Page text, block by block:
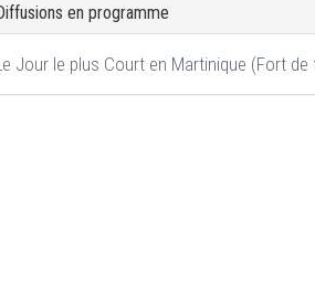
en programme
Jour le plus Court en Martinique (Fort